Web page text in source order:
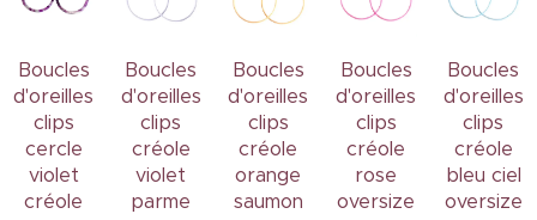
Boucles
d'oreilles
clips
cercle
violet
créole
Boucles
d'oreilles
clips
créole
violet
parme
Boucles
d'oreilles
clips
créole
orange
saumon
Boucles
d'oreilles
clips
créole
rose
oversize
Boucles
d'oreilles
clips
créole
bleu ciel
oversize